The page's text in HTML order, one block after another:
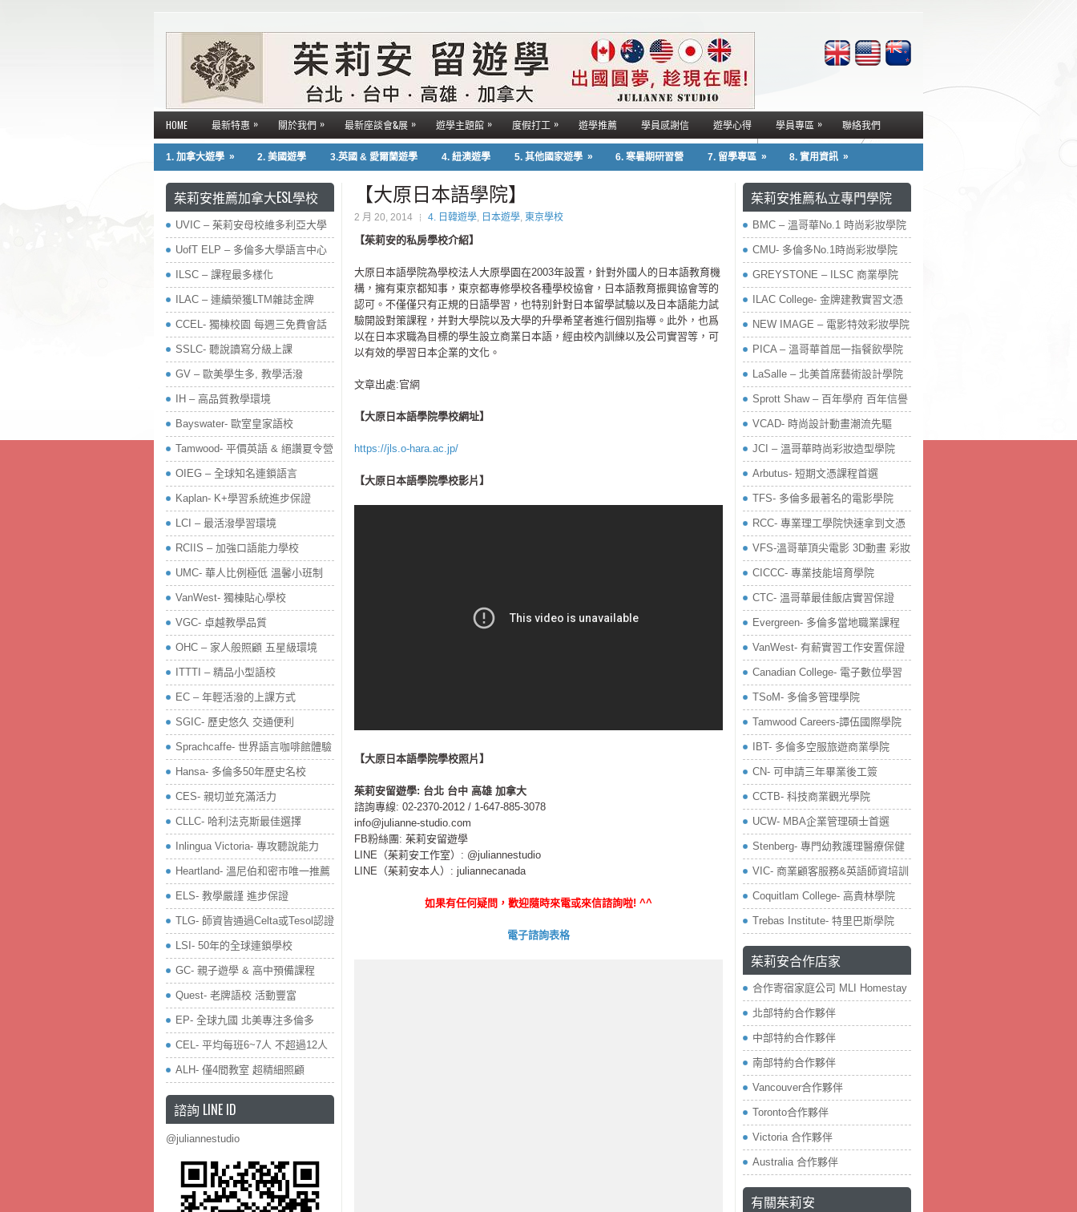
HOME 最新特惠 » 關於我們 » 最新座談會&展 » 遊學主題館 » 度假打工 » 遊學推薦 學員感謝信 遊學心得 學員專區 » 聯絡我們
1. 加拿大遊學 » 2. 美國遊學 3.英國 & 愛爾蘭遊學 4. 紐澳遊學 5. 其他國家遊學 » 6. 寒暑期研習營 7. 留學專區 » 8. 實用資訊 »
【大原日本語學院】
2 月 20, 2014 4. 日韓遊學, 日本遊學, 東京學校
【茱莉安的私房學校介紹】
大原日本語學院為學校法人大原學園在2003年設置，針對外國人的日本語教育機
構，擁有東京都知事，東京都專修學校各種學校協會，日本語教育振興協會等的
認可。不僅僅只有正規的日語學習，也特别針對日本留學試驗以及日本語能力試
驗開設對策課程，并對大學院以及大學的升學希望者進行個别指導。此外，也爲
以在日本求職為目標的學生設立商業日本語，經由校內訓練以及公司實習等，可
以有效的學習日本企業的文化。
文章出處:官網
【大原日本語學院學校網址】
https://jls.o-hara.ac.jp/
【大原日本語學院學校影片】
【大原日本語學院學校照片】
茱莉安留遊學: 台北 台中 高雄 加拿大
諮詢專線: 02-2370-2012 / 1-647-885-3078
info@julianne-studio.com
FB粉絲團: 茱莉安留遊學
LINE（茱莉安工作室）: @juliannestudio
LINE（茱莉安本人）: juliannecanada
如果有任何疑問，歡迎隨時來電或來信諮詢啦! ^^
電子諮詢表格
茱莉安推薦加拿大ESL學校
UVIC – 茱莉安母校維多利亞大學
UofT ELP – 多倫多大學語言中心
ILSC – 課程最多樣化
ILAC – 連續榮獲LTM雜誌金牌
CCEL- 獨棟校園 每週三免費會話
SSLC- 聽說讀寫分級上課
GV – 歐美學生多, 教學活潑
IH – 高品質教學環境
Bayswater- 歐室皇家語校
Tamwood- 平價英語 & 絕讚夏令營
OIEG – 全球知名連鎖語言
Kaplan- K+學習系統進步保證
LCI – 最活潑學習環境
RCIIS – 加強口語能力學校
UMC- 華人比例極低 溫馨小班制
VanWest- 獨棟貼心學校
VGC- 卓越教學品質
OHC – 家人般照顧 五星級環境
ITTTI – 精品小型語校
EC – 年輕活潑的上課方式
SGIC- 歷史悠久 交通便利
Sprachcaffe- 世界語言咖啡館體驗
Hansa- 多倫多50年歷史名校
CES- 親切並充滿活力
CLLC- 哈利法克斯最佳選擇
Inlingua Victoria‏- 專攻聽說能力
Heartland- 溫尼伯和密市唯一推薦
ELS- 教學嚴謹 進步保證
TLG- 師資皆通過Celta或Tesol認證
LSI- 50年的全球連鎖學校
GC- 親子遊學 & 高中預備課程
Quest- 老牌語校 活動豐富
EP- 全球九國 北美專注多倫多
CEL- 平均每班6~7人 不超過12人
ALH- 僅4間教室 超精細照顧
諮詢 LINE ID
@juliannestudio
茱莉安推薦私立專門學院
BMC – 溫哥華No.1 時尚彩妝學院
CMU- 多倫多No.1時尚彩妝學院
GREYSTONE – ILSC 商業學院
ILAC College- 金牌建教實習文憑
NEW IMAGE – 電影特效彩妝學院
PICA – 溫哥華首屈一指餐飲學院
LaSalle – 北美首席藝術設計學院
Sprott Shaw – 百年學府 百年信譽
VCAD- 時尚設計動畫潮流先驅
JCI – 溫哥華時尚彩妝造型學院
Arbutus- 短期文憑課程首選
TFS- 多倫多最著名的電影學院
RCC- 專業理工學院快速拿到文憑
VFS-溫哥華頂尖電影 3D動畫 彩妝
CICCC- 專業技能培育學院
CTC- 溫哥華最佳飯店實習保證
Evergreen- 多倫多當地職業課程
VanWest- 有薪實習工作安置保證
Canadian College- 電子數位學習
TSoM- 多倫多管理學院
Tamwood Careers-譚伍國際學院
IBT- 多倫多空服旅遊商業學院
CN- 可申請三年畢業後工簽
CCTB- 科技商業觀光學院
UCW- MBA企業管理碩士首選
Stenberg- 專門幼教護理醫療保健
VIC- 商業顧客服務&英語師資培訓
Coquitlam College- 高貴林學院
Trebas Institute- 特里巴斯學院
茱莉安合作店家
合作寄宿家庭公司 MLI Homestay
北部特約合作夥伴
中部特約合作夥伴
南部特約合作夥伴
Vancouver合作夥伴
Toronto合作夥伴
Victoria 合作夥伴
Australia 合作夥伴
有關茱莉安